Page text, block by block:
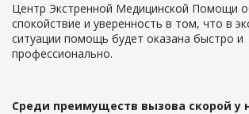
Центр Экстренной Медицинской Помощи
спокойствие и уверенность в том, что в
ситуации помощь будет оказана быстро и
профессионально.
Среди преимуществ вызова скорой у